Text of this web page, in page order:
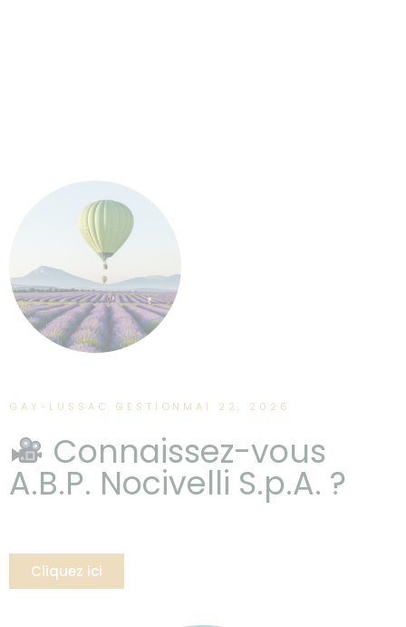
GAY-LUSSAC GESTION MAI 22, 2026
Connaissez-vous
A.B.P. Nocivelli S.p.A. ?
Cliquez ici